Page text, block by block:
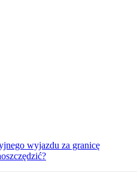
wyjazdu za granicę